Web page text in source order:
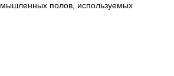
полов, используемых